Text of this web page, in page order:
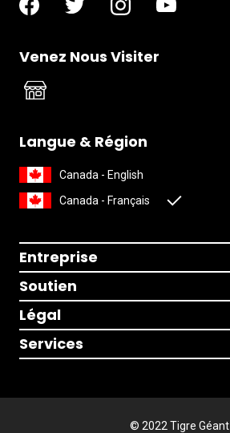
Venez Nous Visiter
Langue & Région
Canada - English
Canada - Français
Entreprise
Soutien
Légal
Services
© 2022 Tigre Géant